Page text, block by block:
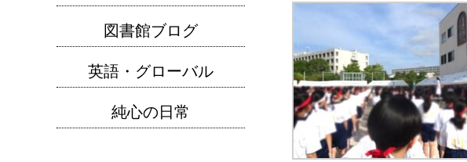
図書館ブログ
英語・グローバル
純心の日常